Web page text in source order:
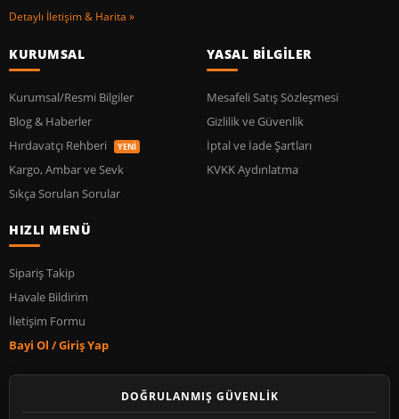
Detaylı İletişim & Harita »
KURUMSAL
Kurumsal/Resmi Bilgiler
Blog & Haberler
Hırdavatçı Rehberi
YENİ
Kargo, Ambar ve Sevk
Sıkça Sorulan Sorular
YASAL BİLGİLER
Mesafeli Satış Sözleşmesi
Gizlilik ve Güvenlik
İptal ve İade Şartları
KVKK Aydınlatma
HIZLI MENÜ
Sipariş Takip
Havale Bildirim
İletişim Formu
Bayi Ol / Giriş Yap
DOĞRULANMIŞ GÜVENLİK